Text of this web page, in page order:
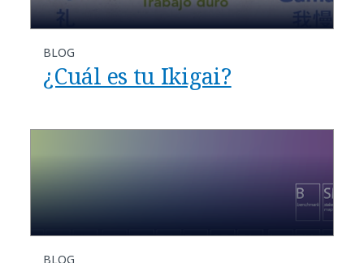
BLOG
¿Cuál es tu Ikigai?
BLOG